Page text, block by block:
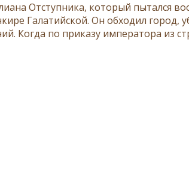
Отступника, который пытался
Галатийской. Он обходил город,
Когда по приказу императора из